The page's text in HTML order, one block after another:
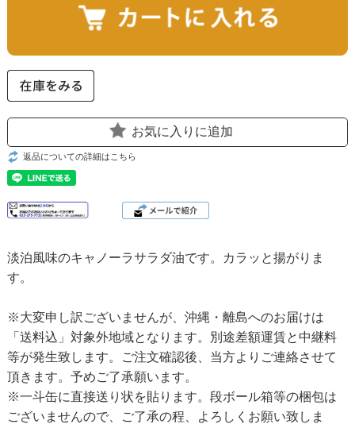
お気に入りに追加
返品についての詳細はこちら
淡泊風味のキャノーラサラダ油です。カラッと揚がりま
す。
※大変申し訳ございませんが、沖縄・離島へのお届けは
「送料込」対象外地域となります。別途差額運賃と中継料
等が発生致します。ご注文確認後、当方よりご連絡させて
頂きます。予めご了承願います。
※一斗缶に直接送り状を貼ります。段ボール箱等の梱包は
ございませんので、ご了承の程、よろしくお願い致しま